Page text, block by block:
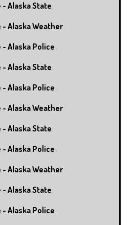
Alaska State
Alaska Weather
Alaska Police
Alaska State
Alaska Police
Alaska Weather
Alaska State
Alaska Police
Alaska Weather
Alaska State
Alaska Police